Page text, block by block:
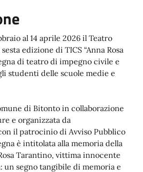
al 14 aprile 2026 il Teatro
edizione di TICS “Anna Rosa
di teatro di impegno civile e
studenti delle scuole medie e
di Bitonto in collaborazione
e organizzata da
il patrocinio di Avviso Pubblico
è intitolata alla memoria della
Tarantino, vittima innocente
un segno tangibile di memoria e